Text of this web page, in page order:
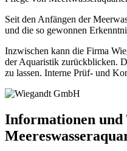
Seit den Anfängen der
und die so gewonnen
Inzwischen kann die Firma
der Aquaristik zurückblicken.
zu lassen. Interne Prüf- und
Informationen und